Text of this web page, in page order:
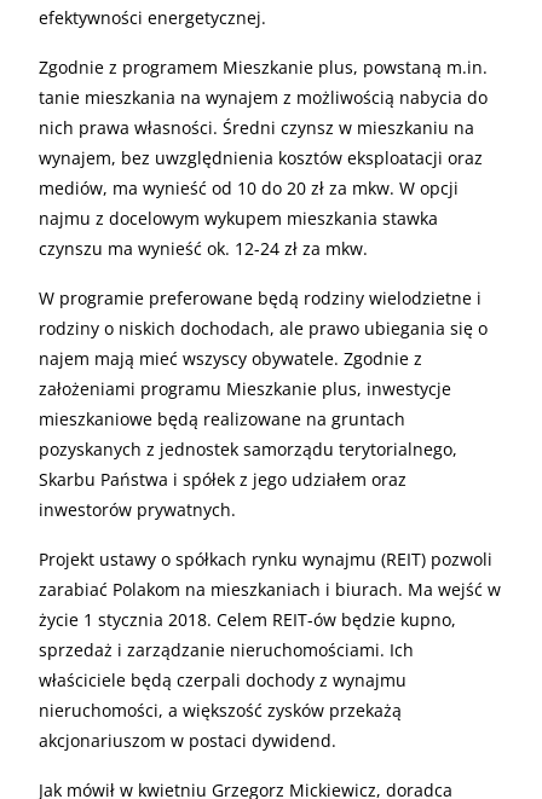
efektywności energetycznej.
Zgodnie z programem Mieszkanie plus, powstaną m.in.
tanie mieszkania na wynajem z możliwością nabycia do
nich prawa własności. Średni czynsz w mieszkaniu na
wynajem, bez uwzględnienia kosztów eksploatacji oraz
mediów, ma wynieść od 10 do 20 zł za mkw. W opcji
najmu z docelowym wykupem mieszkania stawka
czynszu ma wynieść ok. 12-24 zł za mkw.
W programie preferowane będą rodziny wielodzietne i
rodziny o niskich dochodach, ale prawo ubiegania się o
najem mają mieć wszyscy obywatele. Zgodnie z
założeniami programu Mieszkanie plus, inwestycje
mieszkaniowe będą realizowane na gruntach
pozyskanych z jednostek samorządu terytorialnego,
Skarbu Państwa i spółek z jego udziałem oraz
inwestorów prywatnych.
Projekt ustawy o spółkach rynku wynajmu (REIT) pozwoli
zarabiać Polakom na mieszkaniach i biurach. Ma wejść w
życie 1 stycznia 2018. Celem REIT-ów będzie kupno,
sprzedaż i zarządzanie nieruchomościami. Ich
właściciele będą czerpali dochody z wynajmu
nieruchomości, a większość zysków przekażą
akcjonariuszom w postaci dywidend.
Jak mówił w kwietniu Grzegorz Mickiewicz, doradca